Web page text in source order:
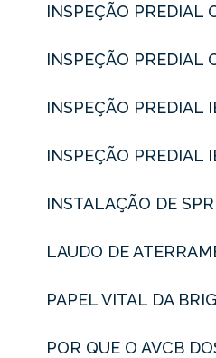
INSPEÇÃO PREDIAL
INSPEÇÃO PREDIAL
INSPEÇÃO PREDIAL
INSPEÇÃO PREDIAL
INSTALAÇÃO DE
LAUDO DE
PAPEL VITAL DA
POR QUE O AVCB